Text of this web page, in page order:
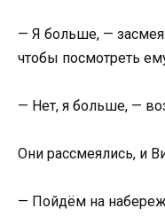
— Я больше, —
чтобы посмотреть
— Нет, я больше, —
Они рассмеялись, и
— Пойдём на